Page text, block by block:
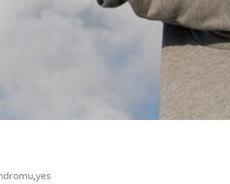
,yes